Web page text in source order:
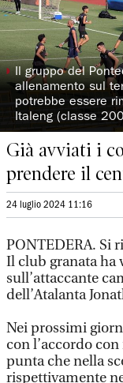
◗ Il gruppo del
allenamento sul
potrebbe essere
Italeng (classe
Già avviati i
prendere il
24 luglio 2024 11:16
PONTEDERA. Si
Il club granata ha
sull’attaccante
dell’Atalanta
Nei prossimi
con l’accordo
punta che nella
rispettivamente